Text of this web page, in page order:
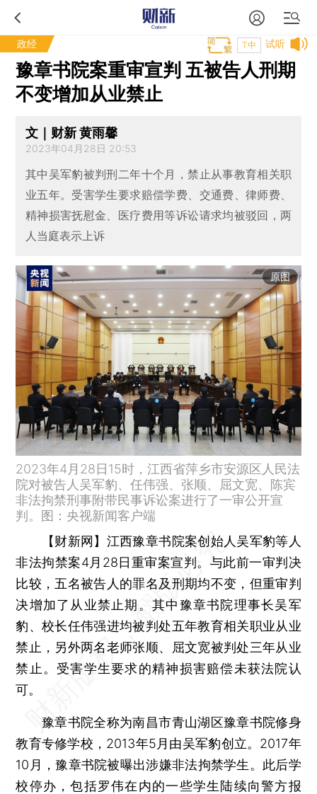
政经 试听
T中
豫章书院案重审宣判 五被告人刑期
不变增加从业禁止
文｜财新 黄雨馨
2023年04月28日 20:53
其中吴军豹被判刑二年十个月，禁止从事教育相关职
业五年。受害学生要求赔偿学费、交通费、律师费、
精神损害抚慰金、医疗费用等诉讼请求均被驳回，两
人当庭表示上诉
原图
2023年4月28日15时，江西省萍乡市安源区人民法
院对被告人吴军豹、任伟强、张顺、屈文宽、陈宾
非法拘禁刑事附带民事诉讼案进行了一审公开宣
判。图：央视新闻客户端
【财新网】 江西豫章书院案创始人吴军豹等人
非法拘禁案4月28日重审案宣判。与此前一审判决
比较，五名被告人的罪名及刑期均不变，但重审判
决增加了从业禁止期。其中豫章书院理事长吴军
豹、校长任伟强进均被判处五年教育相关职业从业
禁止，另外两名老师张顺、屈文宽被判处三年从业
禁止。受害学生要求的精神损害赔偿未获法院认
可。
豫章书院全称为南昌市青山湖区豫章书院修身
教育专修学校，2013年5月由吴军豹创立。2017年
10月，豫章书院被曝出涉嫌非法拘禁学生。此后学
校停办，包括罗伟在内的一些学生陆续向警方报